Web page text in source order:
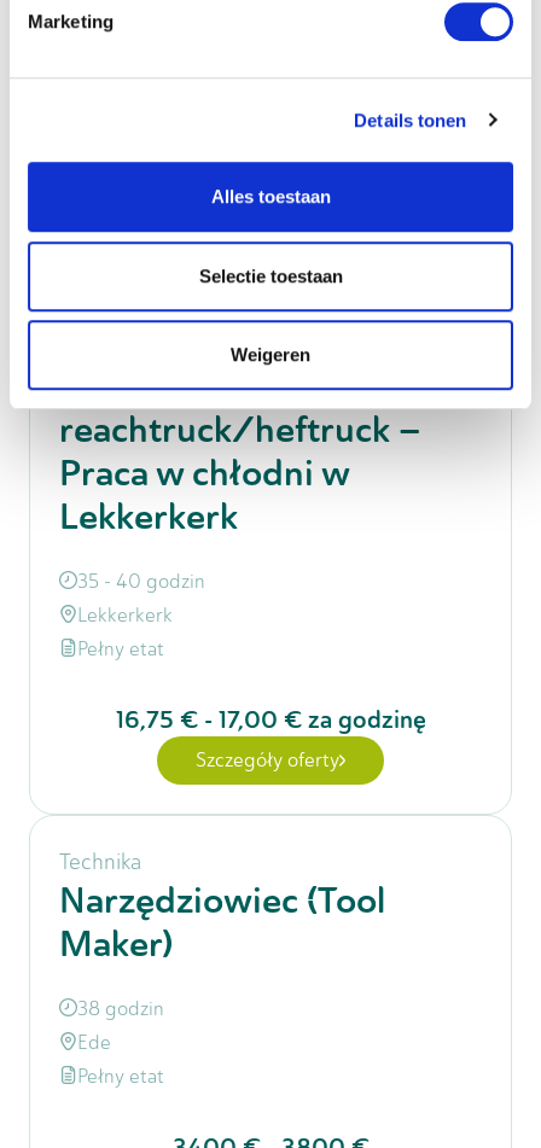
Marketing
Details tonen
Alles toestaan
Selectie toestaan
Weigeren
Nie znalazłeś tego, czego
Daj nam znać jakie sa twoje oczekiwania, a
my poszukamy pracy, która najlepiej do
Otwarta rejestracja
Transport & Logistyka
Operator wózka
reachtruck/heftruck –
Praca w chłodni w
Lekkerkerk
35 - 40 godzin
Lekkerkerk
Pełny etat
16,75 €- 17,00 € za godzinę
Szczegóły oferty
Technika
Narzędziowiec (Tool
Maker)
38 godzin
Ede
Pełny etat